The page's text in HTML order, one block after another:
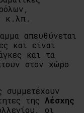
κ.λπ.
απευθύνεται
και είναι
και τα
στον χώρο
συμμετέχουν
της Λέσχης
οι